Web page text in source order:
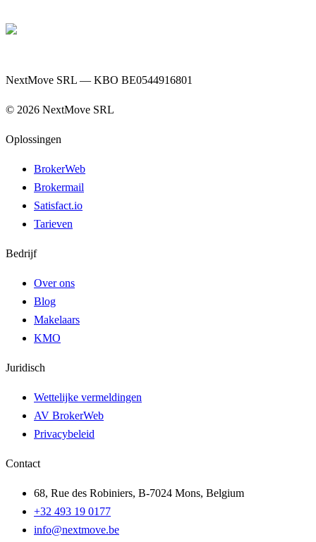
NextMove SRL — KBO BE0544916801
© 2026 NextMove SRL
Oplossingen
BrokerWeb
Brokermail
Satisfact.io
Tarieven
Bedrijf
Over ons
Blog
Makelaars
KMO
Juridisch
Wettelijke vermeldingen
AV BrokerWeb
Privacybeleid
Contact
68, Rue des Robiniers, B-7024 Mons, Belgium
+32 493 19 0177
info@nextmove.be